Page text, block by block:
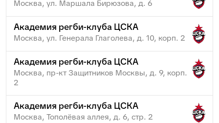
Москва, ул. Маршала Бирюзова, д. 6
Академия регби-клуба ЦСКА
Москва, ул. Генерала Глаголева, д. 10, корп. 2
Академия регби-клуба ЦСКА
Москва, пр-кт Защитников Москвы, д. 9, корп.
2
Академия регби-клуба ЦСКА
Москва, Тополёвая аллея, д. 6, стр. 2